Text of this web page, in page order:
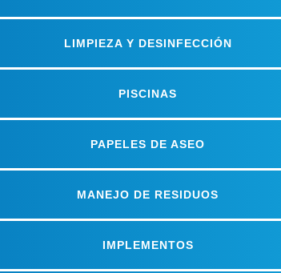
LIMPIEZA Y DESINFECCIÓN
PISCINAS
PAPELES DE ASEO
MANEJO DE RESIDUOS
IMPLEMENTOS